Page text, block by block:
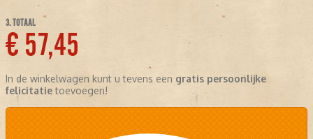
3. TOTAAL
€ 57,45
In de winkelwagen kunt u tevens een gratis persoonlijke
felicitatietoevoegen!